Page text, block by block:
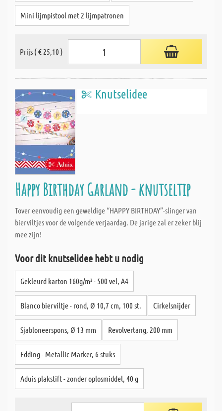
Mini lijmpistool met 2 lijmpatronen
Prijs ( € 25,10 )
Knutselidee
Happy Birthday Garland - knutseltip
Tover eenvoudig een geweldige “HAPPY BIRTHDAY”-slinger van
bierviltjes voor de volgende verjaardag. De jarige zal er zeker blij
mee zijn!
Voor dit knutselidee hebt u nodig
Gekleurd karton 160g/m² - 500 vel, A4
Blanco bierviltje - rond, Ø 10,7 cm, 100 st. Cirkelsnijder
Sjabloneerspons, Ø 13 mm Revolvertang, 200 mm
Edding - Metallic Marker, 6 stuks
Aduis plakstift - zonder oplosmiddel, 40 g